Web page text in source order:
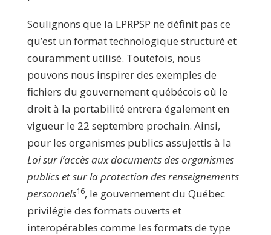
Soulignons que la LPRPSP ne définit pas ce
qu’est un format technologique structuré et
couramment utilisé. Toutefois, nous
pouvons nous inspirer des exemples de
fichiers du gouvernement québécois où le
droit à la portabilité entrera également en
vigueur le 22 septembre prochain. Ainsi,
pour les organismes publics assujettis à la
Loi sur l’accès aux documents des organismes
publics et sur la protection des renseignements
personnels16, le gouvernement du Québec
privilégie des formats ouverts et
interopérables comme les formats de type